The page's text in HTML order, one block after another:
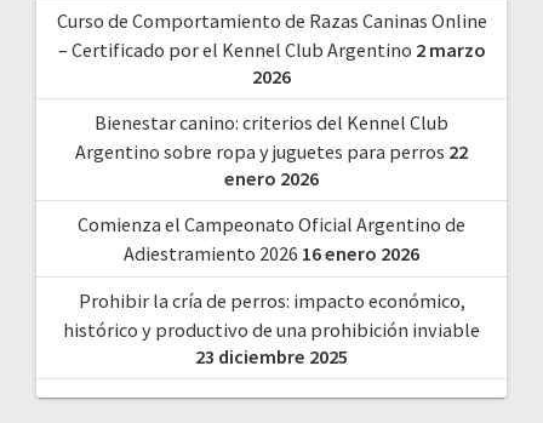
Curso de Comportamiento de Razas Caninas Online
– Certificado por el Kennel Club Argentino 2 marzo
2026
Bienestar canino: criterios del Kennel Club
Argentino sobre ropa y juguetes para perros 22
enero 2026
Comienza el Campeonato Oficial Argentino de
Adiestramiento 2026 16 enero 2026
Prohibir la cría de perros: impacto económico,
histórico y productivo de una prohibición inviable
23 diciembre 2025